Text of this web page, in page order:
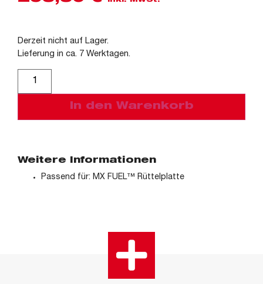
Derzeit nicht auf Lager.
Lieferung in ca. 7 Werktagen.
In den Warenkorb
Weitere Informationen
Passend für: MX FUEL™ Rüttelplatte